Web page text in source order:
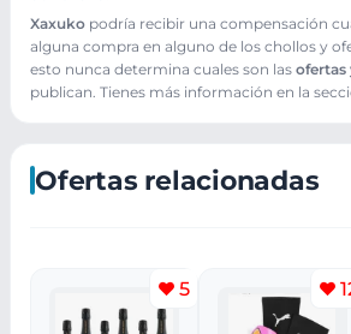
Xaxuko podría recibir una compensación
alguna compra en alguno de los chollos y
esto nunca determina cuales son las ofertas
publican. Tienes más información en la
Ofertas relacionadas
5